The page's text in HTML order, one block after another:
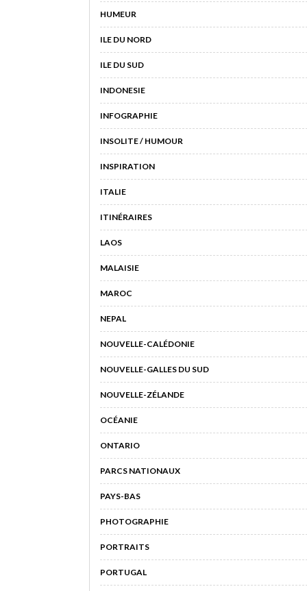
HUMEUR
ILE DU NORD
ILE DU SUD
INDONESIE
INFOGRAPHIE
INSOLITE / HUMOUR
INSPIRATION
ITALIE
ITINÉRAIRES
LAOS
MALAISIE
MAROC
NEPAL
NOUVELLE-CALÉDONIE
NOUVELLE-GALLES DU SUD
NOUVELLE-ZÉLANDE
OCÉANIE
ONTARIO
PARCS NATIONAUX
PAYS-BAS
PHOTOGRAPHIE
PORTRAITS
PORTUGAL